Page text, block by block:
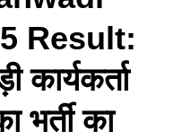
Result:
कार्यकर्ता
भर्ती का